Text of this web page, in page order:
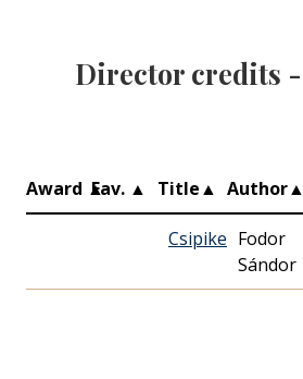
Director credits -
Award ▲
Fav. ▲ Title▲ Author▲
Csipike Fodor
Sándor